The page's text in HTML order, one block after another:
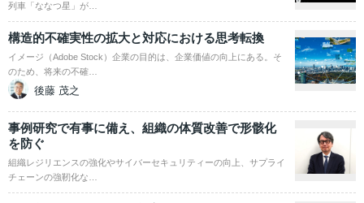
列車「ななつ星」が…
構造的不確実性の拡大と対応における思考転換
イメージ（Adobe Stock）企業の目的は、企業価値の向上にある。そ
のため、将来の不確…
後藤 茂之
事例研究で有事に備え、組織の体質改善で形骸化
を防ぐ
組織レジリエンスの強化やサイバーセキュリティーの向上、サプライ
チェーンの強靭化な…